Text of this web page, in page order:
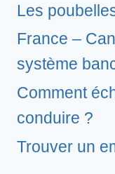
Les
France –
système
Comment
conduire ?
Trouver un